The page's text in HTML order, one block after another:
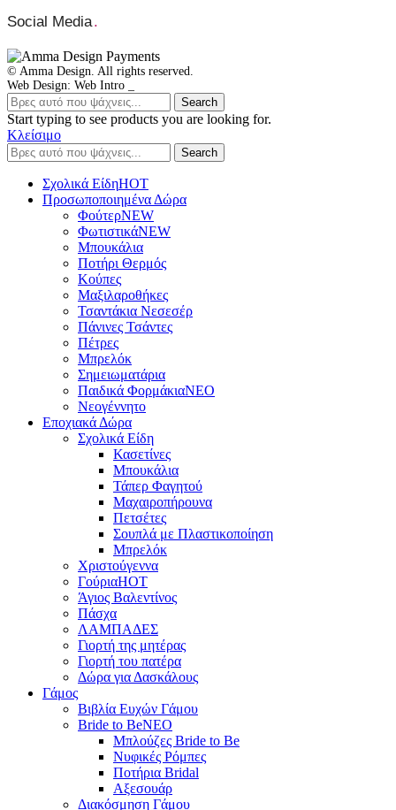
Social Media.
© Amma Design. All rights reserved.
Web Design: Web Intro _
Search
Start typing to see products you are looking for.
Κλείσιμο
Search
Σχολικά ΕίδηΗΟΤ
Προσωποποιημένα Δώρα
ΦούτερNEW
ΦωτιστικάNEW
Μπουκάλια
Ποτήρι Θερμός
Κούπες
Μαξιλαροθήκες
Τσαντάκια Νεσεσέρ
Πάνινες Τσάντες
Πέτρες
Μπρελόκ
Σημειωματάρια
Παιδικά ΦορμάκιαNEO
Νεογέννητο
Εποχιακά Δώρα
Σχολικά Είδη
Κασετίνες
Μπουκάλια
Τάπερ Φαγητού
Μαχαιροπήρουνα
Πετσέτες
Σουπλά με Πλαστικοποίηση
Μπρελόκ
Χριστούγεννα
ΓούριαHOT
Άγιος Βαλεντίνος
Πάσχα
ΛΑΜΠΑΔΕΣ
Γιορτή της μητέρας
Γιορτή του πατέρα
Δώρα για Δασκάλους
Γάμος
Βιβλία Ευχών Γάμου
Bride to BeNEO
Μπλούζες Bride to Be
Νυφικές Ρόμπες
Ποτήρια Bridal
Αξεσουάρ
Διακόσμηση Γάμου